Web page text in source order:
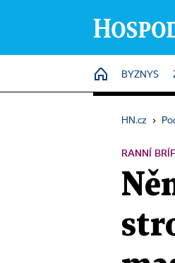
HOME
BYZNYS
HN.cz ›
RANNÍ